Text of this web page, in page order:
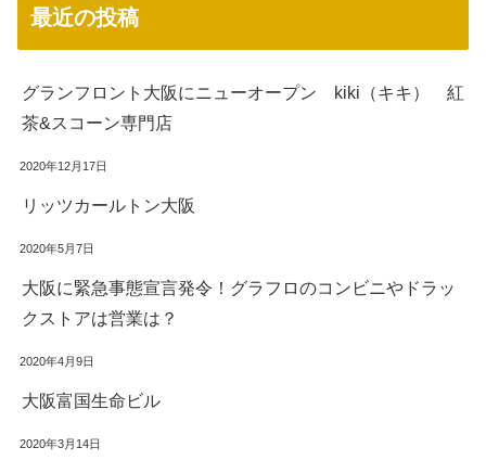
最近の投稿
グランフロント大阪にニューオープン kiki（キキ） 紅
茶&スコーン専門店
2020年12月17日
リッツカールトン大阪
2020年5月7日
大阪に緊急事態宣言発令！グラフロのコンビニやドラッ
クストアは営業は？
2020年4月9日
大阪富国生命ビル
2020年3月14日